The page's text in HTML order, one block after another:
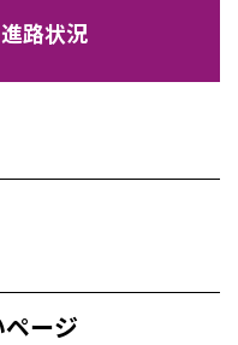
路状況
ージ